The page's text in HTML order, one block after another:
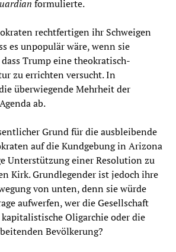
formulierte.
rechtfertigen ihr Schweigen
es unpopulär wäre, wenn sie
Trump eine theokratisch-
zu errichten versucht. In
überwiegende Mehrheit der
ab.
Grund für die ausbleibende
auf die Kundgebung in Arizona
Unterstützung einer Resolution zu
Kirk. Grundlegender ist jedoch ihre
von unten, denn sie würde
aufwerfen, wer die Gesellschaft
Oligarchie oder die
Bevölkerung?